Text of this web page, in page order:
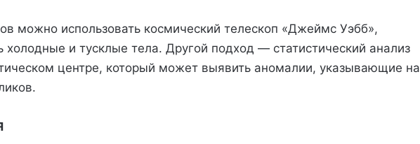
можно использовать космический телескоп «Джеймс Уэбб»,
холодные и тусклые тела. Другой подход — статистический анализ
центре, который может выявить аномалии, указывающие на